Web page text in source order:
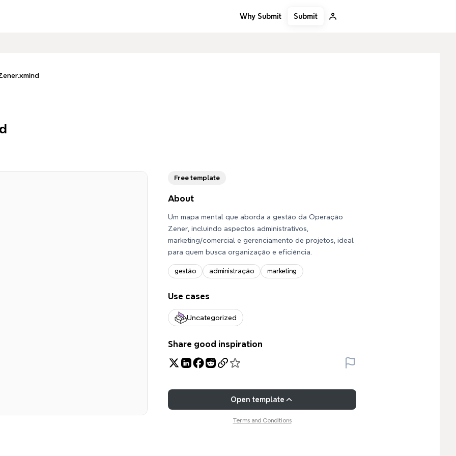
Why Submit Submit
Free template
Open template
Terms and Conditions
About
Um mapa mental que aborda a gestão da Operação
Zener, incluindo aspectos administrativos,
marketing/comercial e gerenciamento de projetos, ideal
para quem busca organização e eficiência.
gestão administração marketing
Use cases
Uncategorized
Share good inspiration